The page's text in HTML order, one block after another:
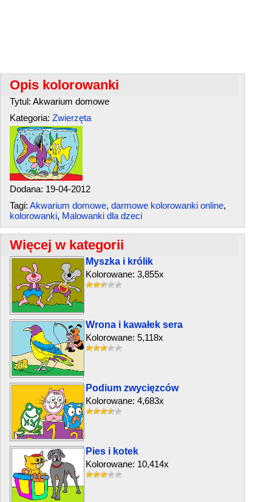
Opis kolorowanki
Tytul: Akwarium domowe
Kategoria: Zwierzęta
Dodana: 19-04-2012
Tagi: Akwarium domowe, darmowe kolorowanki online,
kolorowanki, Malowanki dla dzeci
Więcej w kategorii
Myszka i królik
Kolorowane: 3,855x
Wrona i kawałek sera
Kolorowane: 5,118x
Podium zwycięzców
Kolorowane: 4,683x
Pies i kotek
Kolorowane: 10,414x